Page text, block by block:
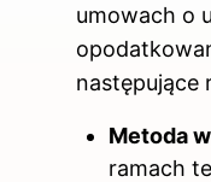
umowach o
następujące
Metoda
ramach